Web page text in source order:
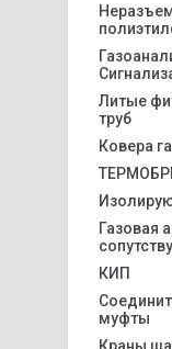
Литые
труб
Ковера
Газовая
КИП
муфты
Краны